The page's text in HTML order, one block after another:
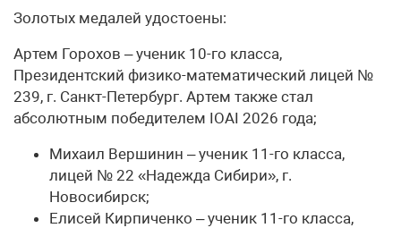
Золотых медалей удостоены:
Артем Горохов – ученик 10-го класса,
Президентский физико-математический лицей №
239, г. Санкт-Петербург. Артем также стал
абсолютным победителем IOAI 2026 года;
Михаил Вершинин – ученик 11-го класса,
лицей № 22 «Надежда Сибири», г.
Новосибирск;
Елисей Кирпиченко – ученик 11-го класса,